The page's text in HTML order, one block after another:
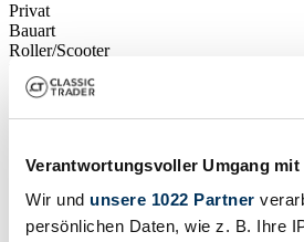
Verantwortungsvoller Umgang mit
Wir und unsere 1022 Partner
persönlichen Daten, wie z. B. Ihre
Privat
Bauart
Roller/Scooter
7 800 km